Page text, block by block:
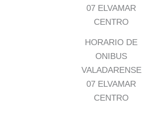
HORARIO DE
ONIBUS
VALADARENSE
07 ELVAMAR
CENTRO